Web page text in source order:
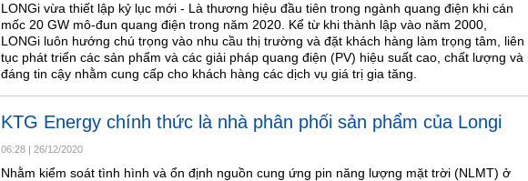
LONGi vừa thiết lập kỷ lục mới - Là thương hiệu đầu tiên trong ngành quang điện khi cán
mốc 20 GW mô-đun quang điện trong năm 2020. Kể từ khi thành lập vào năm 2000,
LONGi luôn hướng chú trọng vào nhu cầu thị trường và đặt khách hàng làm trọng tâm, liên
tục phát triển các sản phẩm và các giải pháp quang điện (PV) hiệu suất cao, chất lượng và
đáng tin cậy nhằm cung cấp cho khách hàng các dịch vụ giá trị gia tăng.
KTG Energy chính thức là nhà phân phối sản phẩm của Longi
06:28 | 26/12/2020
Nhằm kiểm soát tình hình và ổn định nguồn cung ứng pin năng lượng mặt trời (NLMT) ở